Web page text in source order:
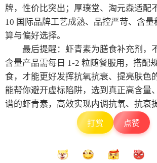
牌，性价比突出；厚璞堂、淘元森适配
10 国际品牌工艺成熟、品控严苛、含量
算与偏好选择。
最后提醒：虾青素为膳食补充剂，
含量产品需每日 1-2 粒随餐服用，搭配
食，才能更好发挥抗氧抗衰、提亮肤色
能帮你避开虚标陷阱，选到真正高含量
谱的虾青素，高效实现内调抗氧、抗衰
打赏 点赞